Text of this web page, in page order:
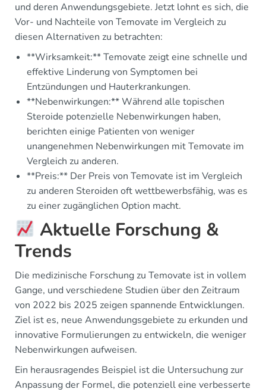
und deren Anwendungsgebiete. Jetzt lohnt es sich, die
Vor- und Nachteile von Temovate im Vergleich zu
diesen Alternativen zu betrachten:
**Wirksamkeit:** Temovate zeigt eine schnelle und
effektive Linderung von Symptomen bei
Entzündungen und Hauterkrankungen.
**Nebenwirkungen:** Während alle topischen
Steroide potenzielle Nebenwirkungen haben,
berichten einige Patienten von weniger
unangenehmen Nebenwirkungen mit Temovate im
Vergleich zu anderen.
**Preis:** Der Preis von Temovate ist im Vergleich
zu anderen Steroiden oft wettbewerbsfähig, was es
zu einer zugänglichen Option macht.
Aktuelle Forschung &
Trends
Die medizinische Forschung zu Temovate ist in vollem
Gange, und verschiedene Studien über den Zeitraum
von 2022 bis 2025 zeigen spannende Entwicklungen.
Ziel ist es, neue Anwendungsgebiete zu erkunden und
innovative Formulierungen zu entwickeln, die weniger
Nebenwirkungen aufweisen.
Ein herausragendes Beispiel ist die Untersuchung zur
Anpassung der Formel, die potenziell eine verbesserte